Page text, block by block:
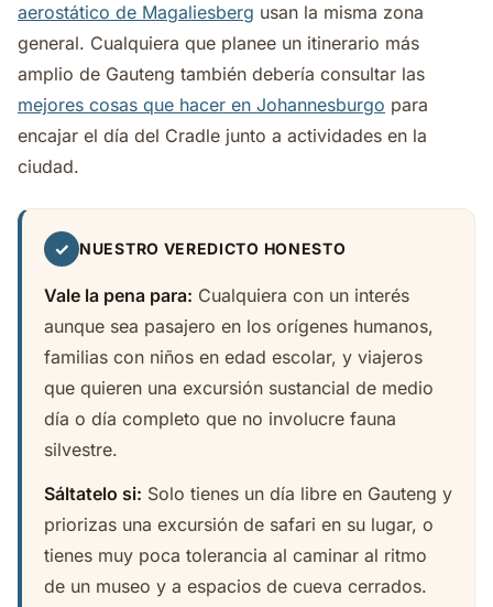
aerostático de Magaliesberg usan la misma zona
general. Cualquiera que planee un itinerario más
amplio de Gauteng también debería consultar las
mejores cosas que hacer en Johannesburgo para
encajar el día del Cradle junto a actividades en la
ciudad.
✓ NUESTRO VEREDICTO HONESTO
Vale la pena para: Cualquiera con un interés
aunque sea pasajero en los orígenes humanos,
familias con niños en edad escolar, y viajeros
que quieren una excursión sustancial de medio
día o día completo que no involucre fauna
silvestre.
Sáltatelo si: Solo tienes un día libre en Gauteng y
priorizas una excursión de safari en su lugar, o
tienes muy poca tolerancia al caminar al ritmo
de un museo y a espacios de cueva cerrados.